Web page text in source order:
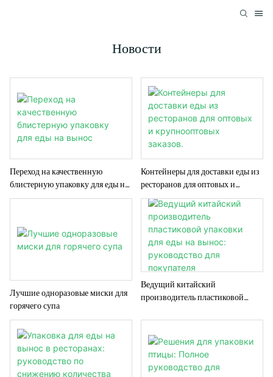
Новости
Переход на качественную
блистерную упаковку для еды на
вынос
Контейнеры для доставки еды из
ресторанов для оптовых и
крупнооптовых заказов.
Лучшие одноразовые миски для
горячего супа
Ведущий китайский
производитель пластиковой
руководство для покупателя